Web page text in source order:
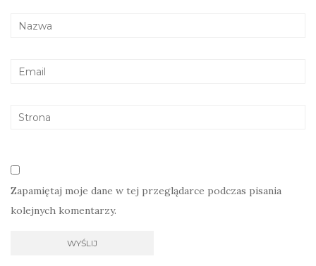
Zapamiętaj moje dane w tej przeglądarce podczas pisania
kolejnych komentarzy.